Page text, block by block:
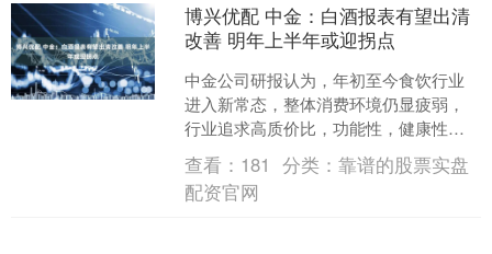
博兴优配 中金：白酒报表有望出清
改善 明年上半年或迎拐点
中金公司研报认为，年初至今食饮行业
进入新常态，整体消费环境仍显疲弱，
行业追求高质价比，功能性，健康性及
情绪消费的趋势延续。多数龙头企业聚
焦稳健经营和高质量发展，....
查看： 181 分类：靠谱的股票实盘
配资官网